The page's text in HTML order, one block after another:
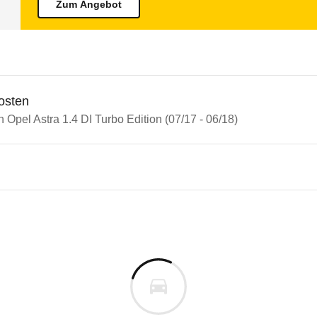
Zum Angebot
Opel Astra 1.4 DI Turbo Edition (07/17 - 06/18)
Baureihengeneration wie das
Er punktet insbesondere beim